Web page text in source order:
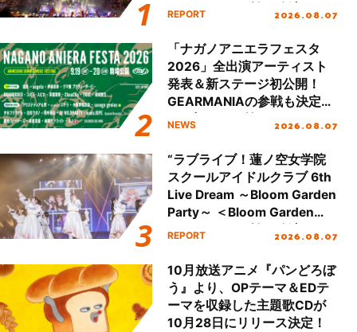
Party Stage／埼玉公演＞”
REPORT 2026.08.07
「ナガノアニエラフェスタ
2026」全出演アーティスト
発表＆新ステージ初公開！
GEARMANIAの参戦も決定
し、初となる第3ステージの
NEWS 2026.08.07
“ラブライブ！蓮ノ空女学院
スクールアイドルクラブ 6th
Live Dream ～Bloom Garden
Party～ ＜Bloom Garden
Party Stage／埼玉公演＞”
REPORT 2026.08.07
10月放送アニメ『パンどろぼ
う』より、OPテーマ＆EDテ
ーマを収録した主題歌CDが
10月28日にリリース決定！